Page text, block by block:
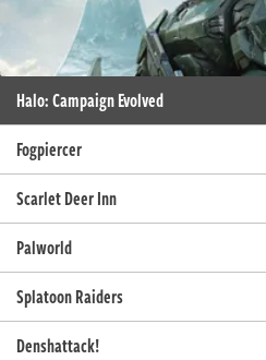
Halo: Campaign Evolved
Fogpiercer
Scarlet Deer Inn
Palworld
Splatoon Raiders
Denshattack!